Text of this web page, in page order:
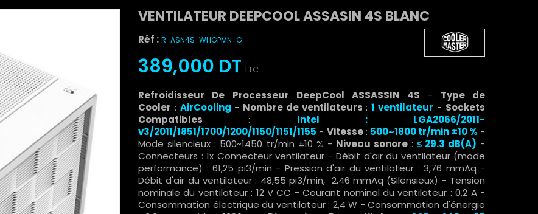
VENTILATEUR DEEPCOOL ASSASIN 4S BLANC
Réf : R-ASN4S-WHGPMN-G
389,000 DT TTC
Refroidisseur De Processeur DeepCool ASSASSIN 4S - Type de
Cooler : AirCooling - Nombre de ventilateurs : 1 ventilateur - Sockets
Compatibles: Intel : LGA2066/2011-
v3/2011/1851/1700/1200/1150/1151/1155 - Vitesse: 500~1800 tr/min ±10% -
Mode silencieux : 500~1450 tr/min ±10 % - Niveau sonore : ≤ 29.3 dB(A) -
Connecteurs : 1x Connecteur ventilateur - Débit d'air du ventilateur (mode
performance) : 61,25 pi3/min - Pression d'air du ventilateur : 3,76 mmAq -
Débit d'air du ventilateur : 48,55 pi3/min, 2,46 mmAq (Silensieux) - Tension
nominale du ventilateur : 12 V CC - Courant nominal du ventilateur : 0,2 A -
Consommation électrique du ventilateur : 2,4 W - Consommation d'énergie